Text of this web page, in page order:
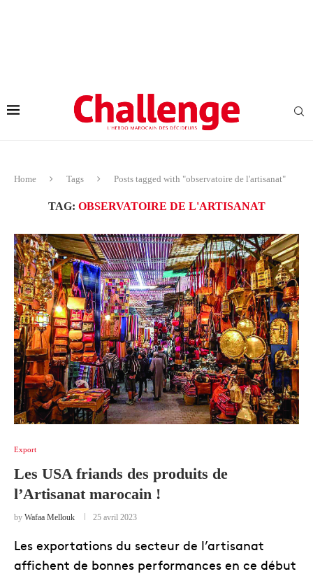
Home Tags Posts tagged with "observatoire de l'artisanat"
TAG: OBSERVATOIRE DE L'ARTISANAT
Export
Les USA friands des produits de
l’Artisanat marocain !
by Wafaa Mellouk 25 avril 2023
Les exportations du secteur de l’artisanat
affichent de bonnes performances en ce début